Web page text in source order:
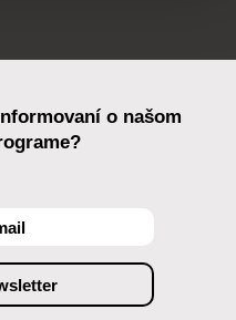
o našom